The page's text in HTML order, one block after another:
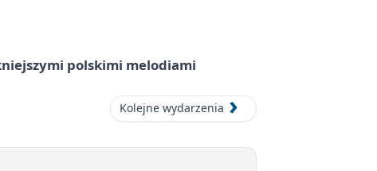
polskimi melodiami
Kolejne wydarzenia